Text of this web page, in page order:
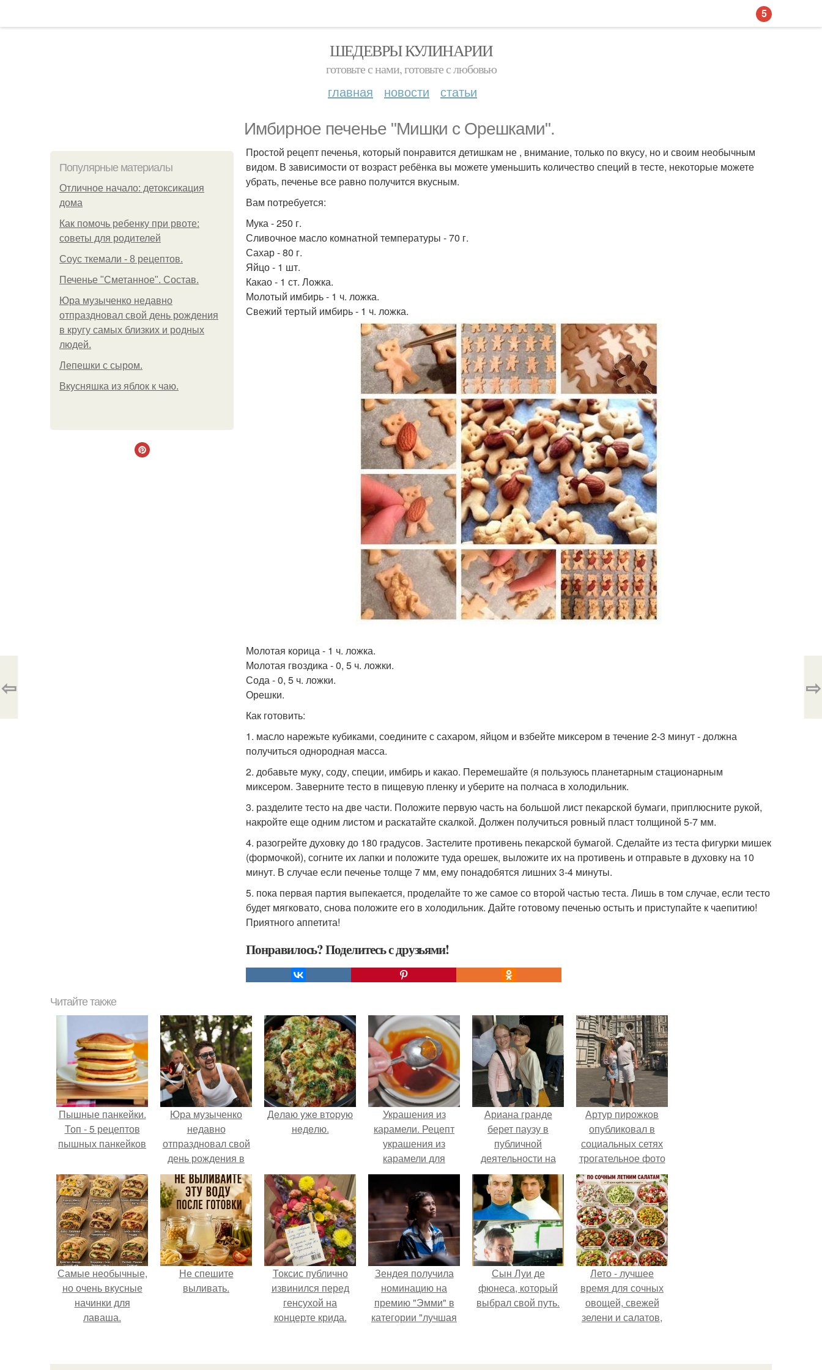
ШЕДЕВРЫ КУЛИНАРИИ
готовьте с нами, готовьте с любовью
главная новости статьи
Имбирное печенье "Мишки с Орешками".
Популярные материалы
Отличное начало: детоксикация
дома
Как помочь ребенку при рвоте:
советы для родителей
Соус ткемали - 8 рецептов.
Печенье "Сметанное". Состав.
Юра музыченко недавно
отпраздновал свой день рождения
в кругу самых близких и родных
людей.
Лепешки с сыром.
Вкусняшка из яблок к чаю.
Простой рецепт печенья, который понравится детишкам не , внимание, только по вкусу, но и своим необычным
видом. В зависимости от возраст ребёнка вы можете уменьшить количество специй в тесте, некоторые можете
убрать, печенье все равно получится вкусным.
Вам потребуется:
Мука - 250 г.
Сливочное масло комнатной температуры - 70 г.
Сахар - 80 г.
Яйцо - 1 шт.
Какао - 1 ст. Ложка.
Молотый имбирь - 1 ч. ложка.
Свежий тертый имбирь - 1 ч. ложка.
Молотая корица - 1 ч. ложка.
Молотая гвоздика - 0, 5 ч. ложки.
Сода - 0, 5 ч. ложки.
Орешки.
Как готовить:
1. масло нарежьте кубиками, соедините с сахаром, яйцом и взбейте миксером в течение 2-3 минут - должна
получиться однородная масса.
2. добавьте муку, соду, специи, имбирь и какао. Перемешайте (я пользуюсь планетарным стационарным
миксером. Заверните тесто в пищевую пленку и уберите на полчаса в холодильник.
3. разделите тесто на две части. Положите первую часть на большой лист пекарской бумаги, приплюсните рукой,
накройте еще одним листом и раскатайте скалкой. Должен получиться ровный пласт толщиной 5-7 мм.
4. разогрейте духовку до 180 градусов. Застелите противень пекарской бумагой. Сделайте из теста фигурки мишек
(формочкой), согните их лапки и положите туда орешек, выложите их на противень и отправьте в духовку на 10
минут. В случае если печенье толще 7 мм, ему понадобятся лишних 3-4 минуты.
5. пока первая партия выпекается, проделайте то же самое со второй частью теста. Лишь в том случае, если тесто
будет мягковато, снова положите его в холодильник. Дайте готовому печенью остыть и приступайте к чаепитию!
Приятного аппетита!
Понравилось? Поделитесь с друзьями!
⇦ ⇨
Читайте также
Пышные панкейки.
Топ - 5 рецептов
пышных панкейков
Юра музыченко
недавно
отпраздновал свой
день рождения в
кругу самых
близких и родных
людей.
Дeлaю yжe втopую
нeдeлю.
Украшения из
карамели. Рецепт
украшения из
карамели для
тортов и пирожных.
Ариана гранде
берет паузу в
публичной
деятельности на
фоне слухов о
своем здоровье.
Артур пирожков
опубликовал в
социальных сетях
трогательное фото
с супругой
Анжеликой,
сделанное во
время их недавнего
путешествия в
Италию.
Самые необычные,
но очень вкусные
начинки для
лаваша.
Не спешите
выливать.
Токсис публично
извинился перед
генсухой на
концерте крида.
Зендея получила
номинацию на
премию "Эмми" в
категории "лучшая
сериале" за третий
Сын Луи де
фюнеса, который
выбрал свой путь.
Лето - лучшее
время для сочных
овощей, свежей
зелени и салатов,
несколько минут.
5